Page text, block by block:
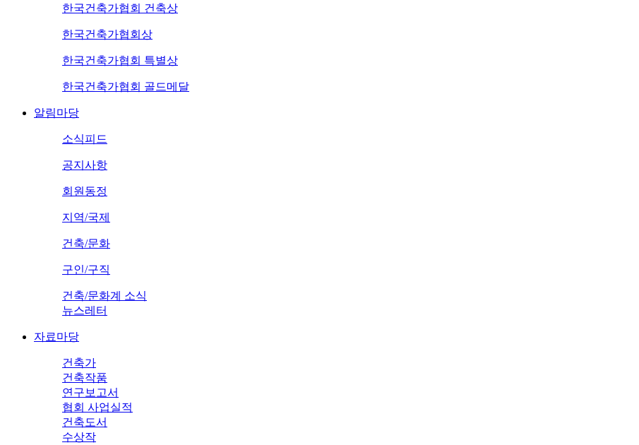
한국건축가협회 건축상
한국건축가협회상
한국건축가협회 특별상
한국건축가협회 골드메달
알림마당
소식피드
공지사항
회원동정
지역/국제
건축/문화
구인/구직
건축/문화계 소식
뉴스레터
자료마당
건축가
건축작품
연구보고서
협회 사업실적
건축도서
수상작